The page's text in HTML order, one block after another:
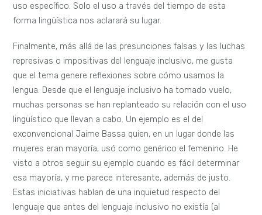
uso específico. Solo el uso a través del tiempo de esta
forma lingüística nos aclarará su lugar.
Finalmente, más allá de las presunciones falsas y las luchas
represivas o impositivas del lenguaje inclusivo, me gusta
que el tema genere reflexiones sobre cómo usamos la
lengua. Desde que el lenguaje inclusivo ha tomado vuelo,
muchas personas se han replanteado su relación con el uso
lingüístico que llevan a cabo. Un ejemplo es el del
exconvencional Jaime Bassa quien, en un lugar donde las
mujeres eran mayoría, usó como genérico el femenino. He
visto a otros seguir su ejemplo cuando es fácil determinar
esa mayoría, y me parece interesante, además de justo.
Estas iniciativas hablan de una inquietud respecto del
lenguaje que antes del lenguaje inclusivo no existía (al